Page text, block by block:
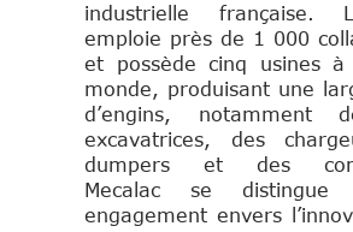
industrielle française.
emploie près de 1 000
et possède cinq usines
monde, produisant une
d’engins, notamment
excavatrices, des
dumpers et des
Mecalac se
engagement envers